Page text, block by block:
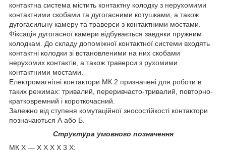
контактна система містить контактну колодку з нерухомими
контактними скобами та дугогасними котушками, а також
дугогасильну камеру та траверси з контактними мостами.
Фіксація дугогасної камери відбувається завдяки пружним
колодкам. До складу допоміжної контактної системи входять
контактні колодки зі встановленими на них скобами
нерухомих контактів, а також траверси з рухомими
контактними мостами.
Електромагнітні контактори МК 2 призначені для роботи в
таких режимах: тривалий, переривчасто-тривалий, повторно-
кратковремний і короткочасний.
Залежно від ступеня комутаційної зносостійкості контактори
позначаються А або Б.
Структура умовного позначення
МК Х ― Х Х Х Х 3 Х: